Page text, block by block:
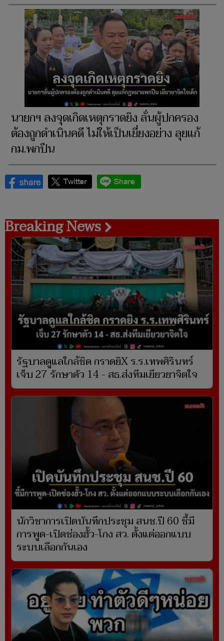
นายกฯ ลงจุดเกิดเหตุกราดยิง ลั่นผู้ปกครอง
ต้องถูกดําเนินคดี ไม่ให้เป็นเยี่ยงอย่าง ลุยแก้
กม.พกปืน
Breaking News
รัฐบาลดูแลใกล้ชิด กราดยิX ร.ร.เทพศิรินทร์
เจ็บ 27 รักษาตัว 14 - สธ.ส่งทีมเยียวยาจิตใจ
นักวิชาการเปิดบันทึกประชุม สนช.ปี 60 ชี้มี
การพูด-เปิดช่องฮั้ว-โกง สว. ตั้งแต่ออกแบบ
ระบบเลือกกันเอง